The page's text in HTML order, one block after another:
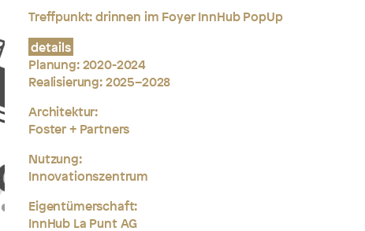
Treffpunkt: drinnen im Foyer InnHub PopUp
details
Planung: 2020-2024
Realisierung: 2025–2028
Architektur:
Foster + Partners
Nutzung:
Innovationszentrum
Eigentümerschaft:
InnHub La Punt AG